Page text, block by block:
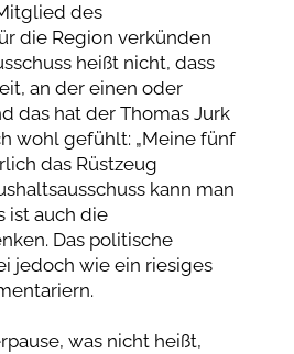
des
die Region verkünden
heißt nicht, dass
an der einen oder
das hat der Thomas Jurk
wohl gefühlt: „Meine fünf
das Rüstzeug
kann man
ist auch die
Das politische
jedoch wie ein riesiges
was nicht heißt,